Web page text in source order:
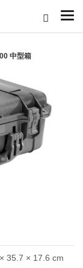
中型箱
35.7 × 17.6 cm